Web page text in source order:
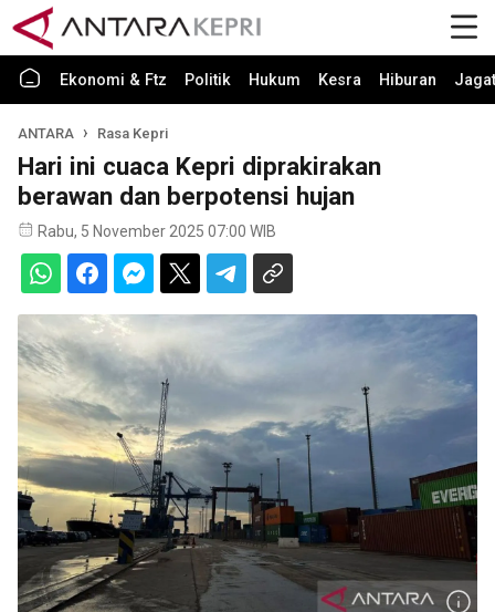
Ekonomi & Ftz Politik Hukum Kesra Hiburan Jagat
ANTARA Rasa Kepri
Hari ini cuaca Kepri diprakirakan
berawan dan berpotensi hujan
Rabu, 5 November 2025 07:00 WIB